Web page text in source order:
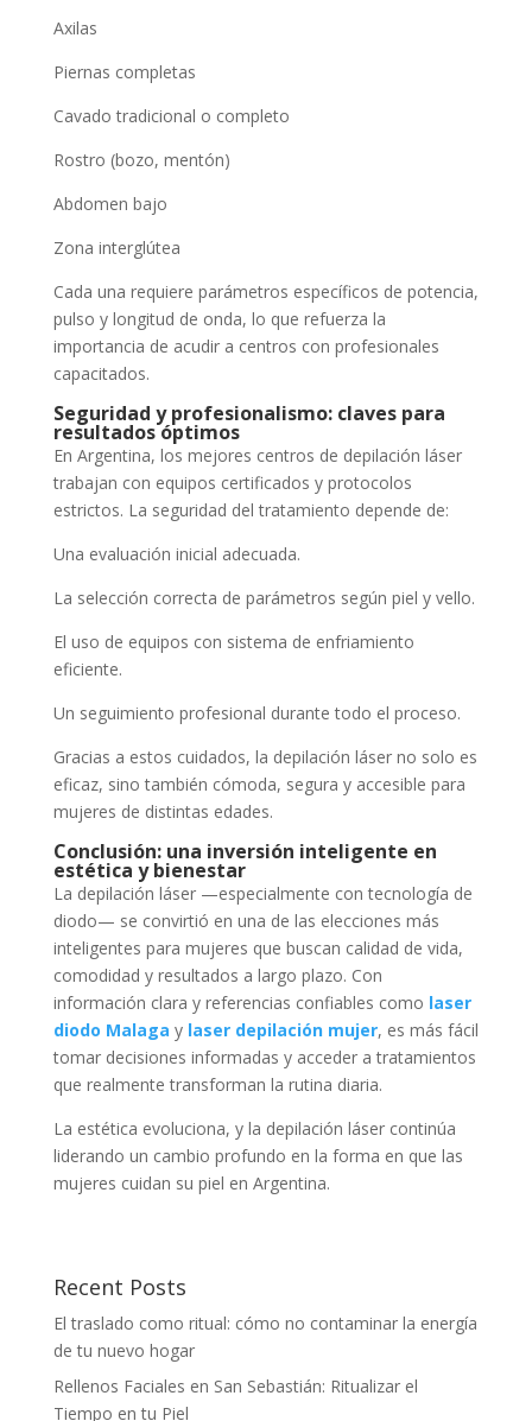
Axilas
Piernas completas
Cavado tradicional o completo
Rostro (bozo, mentón)
Abdomen bajo
Zona interglútea
Cada una requiere parámetros específicos de potencia,
pulso y longitud de onda, lo que refuerza la
importancia de acudir a centros con profesionales
capacitados.
Seguridad y profesionalismo: claves para
resultados óptimos
En Argentina, los mejores centros de depilación láser
trabajan con equipos certificados y protocolos
estrictos. La seguridad del tratamiento depende de:
Una evaluación inicial adecuada.
La selección correcta de parámetros según piel y vello.
El uso de equipos con sistema de enfriamiento
eficiente.
Un seguimiento profesional durante todo el proceso.
Gracias a estos cuidados, la depilación láser no solo es
eficaz, sino también cómoda, segura y accesible para
mujeres de distintas edades.
Conclusión: una inversión inteligente en
estética y bienestar
La depilación láser —especialmente con tecnología de
diodo— se convirtió en una de las elecciones más
inteligentes para mujeres que buscan calidad de vida,
comodidad y resultados a largo plazo. Con
información clara y referencias confiables como laser
diodo Malaga y laser depilación mujer, es más fácil
tomar decisiones informadas y acceder a tratamientos
que realmente transforman la rutina diaria.
La estética evoluciona, y la depilación láser continúa
liderando un cambio profundo en la forma en que las
mujeres cuidan su piel en Argentina.
Recent Posts
El traslado como ritual: cómo no contaminar la energía
de tu nuevo hogar
Rellenos Faciales en San Sebastián: Ritualizar el
Tiempo en tu Piel